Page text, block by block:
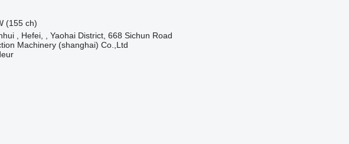
(155 ch)
, Hefei, , Yaohai District, 668 Sichun Road
Machinery (shanghai) Co.,Ltd